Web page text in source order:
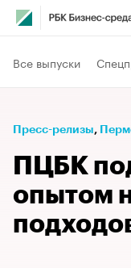
Все выпуски
Пресс-релизы⁠,
ПЦБК
опытом